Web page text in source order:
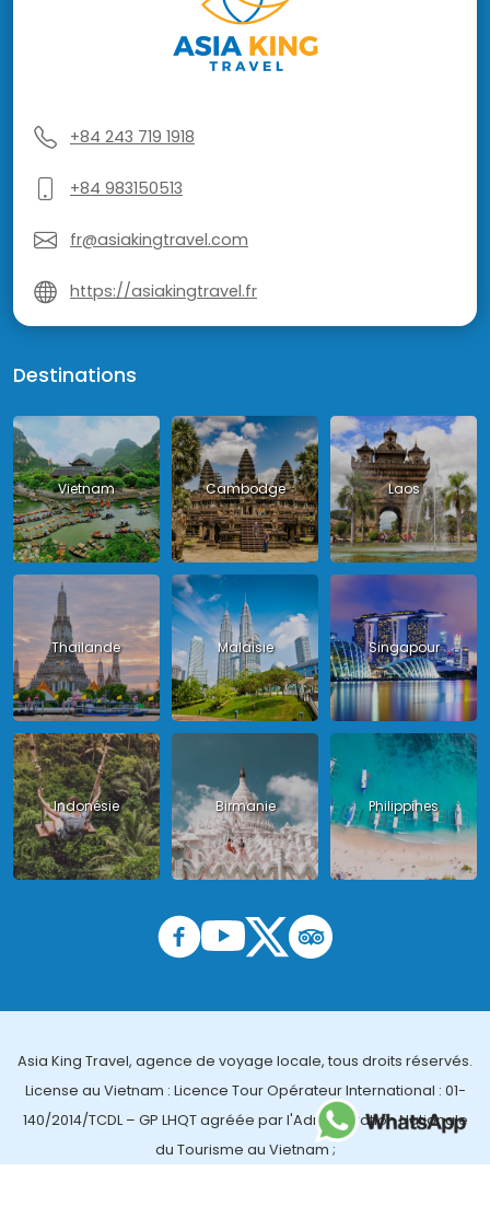
+84 243 719 1918
+84 983150513
fr@asiakingtravel.com
https://asiakingtravel.fr
Destinations
Vietnam Cambodge Laos
Thailande Malaisie Singapour
Indonésie Birmanie Philippines
Asia King Travel, agence de voyage locale, tous droits réservés.
License au Vietnam : Licence Tour Opérateur International : 01-
140/2014/TCDL – GP LHQT agréée par l'Administration Nationale
du Tourisme au Vietnam ;